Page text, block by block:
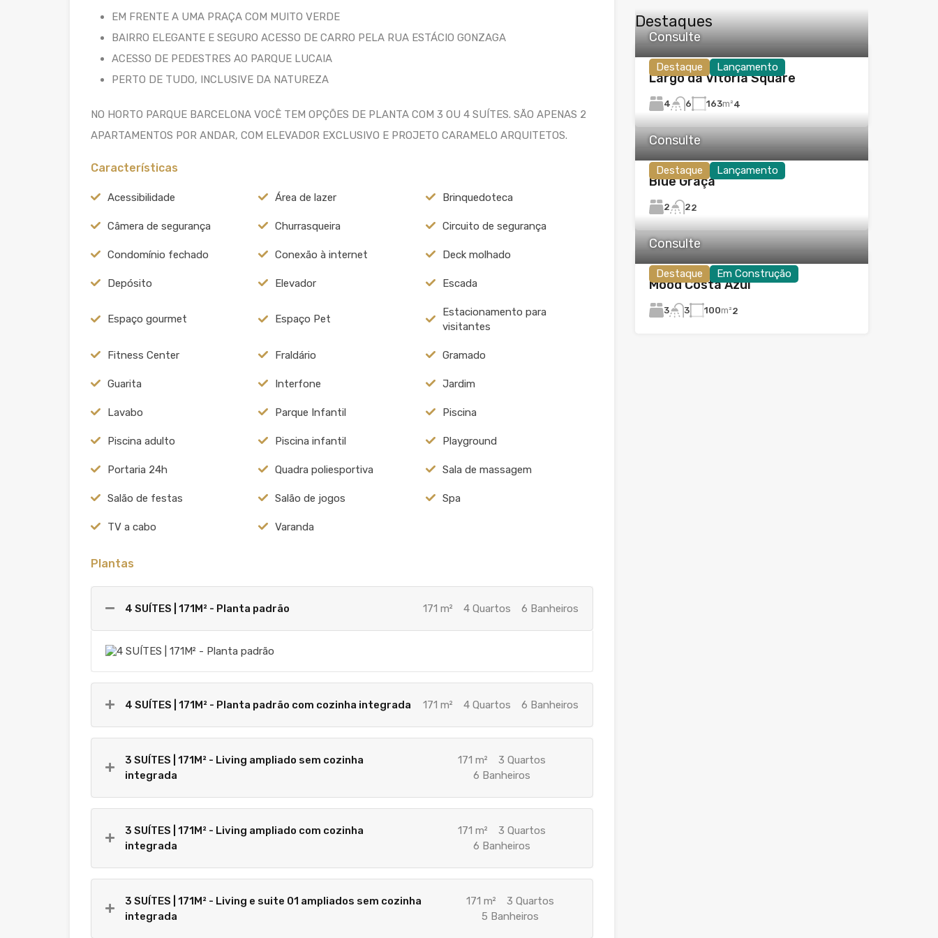
EM FRENTE A UMA PRAÇA COM MUITO VERDE
BAIRRO ELEGANTE E SEGURO ACESSO DE CARRO PELA RUA ESTÁCIO GONZAGA
ACESSO DE PEDESTRES AO PARQUE LUCAIA
PERTO DE TUDO, INCLUSIVE DA NATUREZA
NO HORTO PARQUE BARCELONA VOCÊ TEM OPÇÕES DE PLANTA COM 3 OU 4 SUÍTES. SÃO APENAS 2
APARTAMENTOS POR ANDAR, COM ELEVADOR EXCLUSIVO E PROJETO CARAMELO ARQUITETOS.
Características
Acessibilidade Área de lazer Brinquedoteca
Câmera de segurança Churrasqueira Circuito de segurança
Condomínio fechado Conexão à internet Deck molhado
Depósito Elevador Escada
Espaço gourmet Espaço Pet
Estacionamento para
visitantes
Fitness Center Fraldário Gramado
Guarita Interfone Jardim
Lavabo Parque Infantil Piscina
Piscina adulto Piscina infantil Playground
Portaria 24h Quadra poliesportiva Sala de massagem
Salão de festas Salão de jogos Spa
TV a cabo Varanda
Plantas
4 SUÍTES | 171M² - Planta padrão 171 m² 4 Quartos 6 Banheiros
4 SUÍTES | 171M² - Planta padrão com cozinha integrada 171 m² 4 Quartos 6 Banheiros
3 SUÍTES | 171M² - Living ampliado sem cozinha
integrada
171 m²
3 Quartos
6 Banheiros
3 SUÍTES | 171M² - Living ampliado com cozinha
integrada
171 m²
3 Quartos
6 Banheiros
3 SUÍTES | 171M² - Living e suite 01 ampliados sem cozinha
integrada
171 m²
3 Quartos
5 Banheiros
Destaques
Destaque Lançamento
Consulte
Largo da Vitória Square
4 6 163m²4
Destaque Lançamento
Consulte
Blue Graça
2 22
Destaque Em Construção
Consulte
Mood Costa Azul
3 3 100m²2